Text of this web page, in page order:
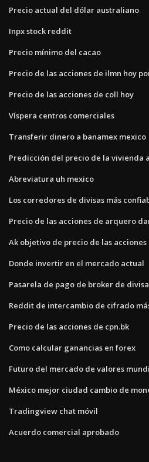
Precio actual del dólar australiano
Inpx stock reddit
Precio mínimo del cacao
Precio de las acciones de ilmn hoy
Precio de las acciones de coll hoy
Víspera centros comerciales
Transferir dinero a banamex mexico
Predicción del precio de la vivienda
Abreviatura uh mexico
Los corredores de divisas más
Precio de las acciones de arquero
Ak objetivo de precio de las
Donde invertir en el mercado actual
Pasarela de pago de broker de
Reddit de intercambio de cifrado
Precio de las acciones de cpn.bk
Como calcular ganancias en forex
Futuro del mercado de valores
México mejor ciudad cambio de
Tradingview chat móvil
Acuerdo comercial aprobado